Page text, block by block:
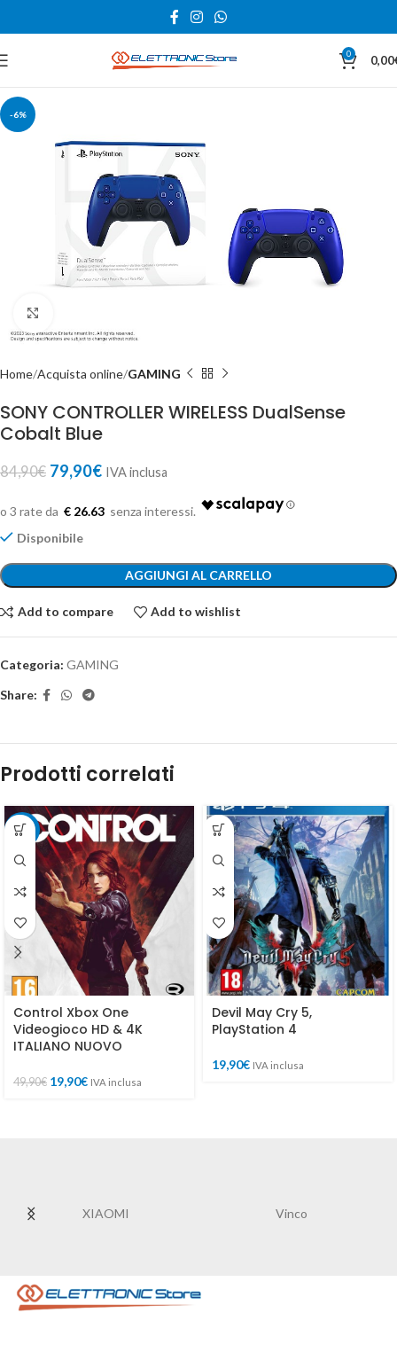
0 0,00
-6%
Home Acquista online GAMING
SONY CONTROLLER WIRELESS DualSense
Cobalt Blue
84,90€ 79,90€ IVA inclusa
€ 26.63
Disponibile
AGGIUNGI AL CARRELLO
Add to compare Add to wishlist
Categoria: GAMING
Share:
Prodotti correlati
-60%
Control Xbox One
Videogioco HD & 4K
ITALIANO NUOVO
49,90€ 19,90€ IVA inclusa
Devil May Cry 5,
PlayStation 4
19,90€ IVA inclusa
XIAOMI Vinco